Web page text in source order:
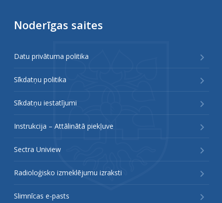
Noderīgas saites
Datu privātuma politika
Sīkdatņu politika
Sīkdatņu iestatījumi
Instrukcija – Attālinātā piekļuve
Sectra Uniview
Radioloģisko izmeklējumu izraksti
Slimnīcas e-pasts